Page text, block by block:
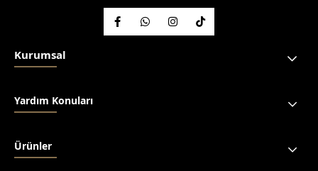
Kurumsal
Yardım Konuları
Ürünler